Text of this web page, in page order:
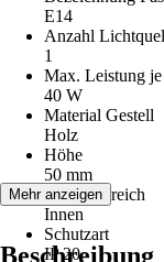
E14
Anzahl
1
Max. Leistung
40 W
Material Gestell
Holz
Höhe
50 mm
Einsatzbereich
Innen
Schutzart
IP 20
Mehr anzeigen
Beschreibung